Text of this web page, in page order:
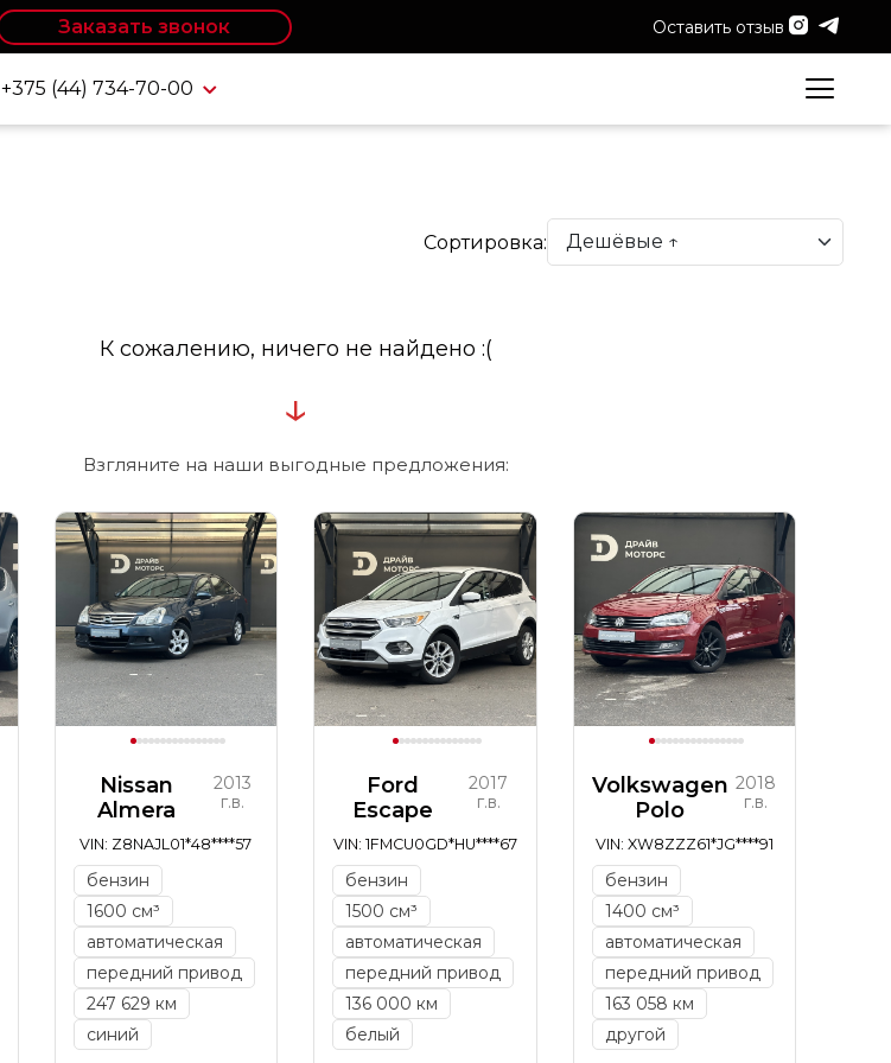
Заказать звонок Оставить отзыв
+375 (44) 734-70-00
Сортировка:
К сожалению, ничего не найдено :(
↓
Взгляните на наши выгодные предложения:
Nissan
Almera
2013
г.в.
VIN: Z8NAJL01*48****57
бензин
1600 см³
автоматическая
передний привод
247 629 км
синий
Ford
Escape
2017
г.в.
VIN: 1FMCU0GD*HU****67
бензин
1500 см³
автоматическая
передний привод
136 000 км
белый
Volkswagen
Polo
2018
г.в.
VIN: XW8ZZZ61*JG****91
бензин
1400 см³
автоматическая
передний привод
163 058 км
другой